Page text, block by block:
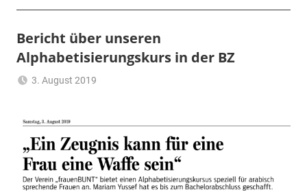
Bericht über unseren
Alphabetisierungskurs in der BZ
3. August 2019